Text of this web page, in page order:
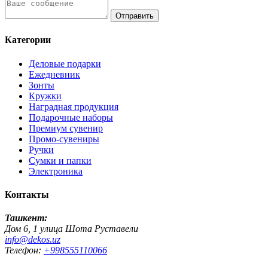
Отправить
Категории
Деловые подарки
Ежедневник
Зонты
Кружки
Наградная продукция
Подарочные наборы
Премиум сувенир
Промо-сувениры
Ручки
Сумки и папки
Электроника
Контакты
Ташкент:
Дом 6, 1 улица Шота Руставели
info@dekos.uz
Телефон: +998555110066